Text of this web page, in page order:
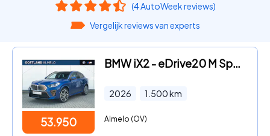
(4 AutoWeek reviews)
Vergelijk reviews van experts
53.950
BMW iX2 - eDrive20 M Sport / Panoramadak / M Sportstoelen / Comfort Ac
2026 1.500km
Almelo (OV)